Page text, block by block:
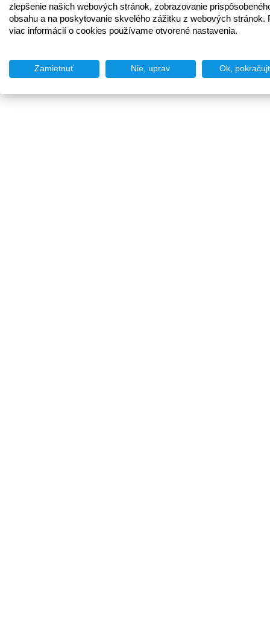
zlepšenie našich webových stránok, zobrazovanie
obsahu a na poskytovanie skvelého zážitku z webových stránok.
viac informácií o cookies používame otvorené nastavenia.
Zamietnuť Nie, uprav Ok,